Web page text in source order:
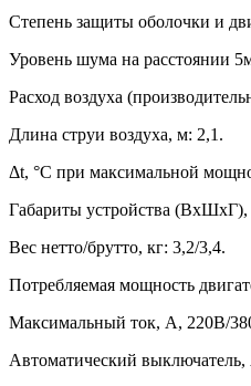
Степень защиты оболочки и
Уровень шума на расстоянии
Расход воздуха
Длина струи воздуха, м: 2,1.
Δt, °C при максимальной
Габариты устройства
Вес нетто/брутто, кг: 3,2/3,4.
Потребляемая мощность
Максимальный ток, А, 220В/
Автоматический